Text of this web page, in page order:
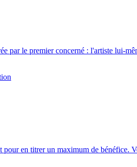
le premier concerné : l'artiste lui-
en titrer un maximum de bénéfice.